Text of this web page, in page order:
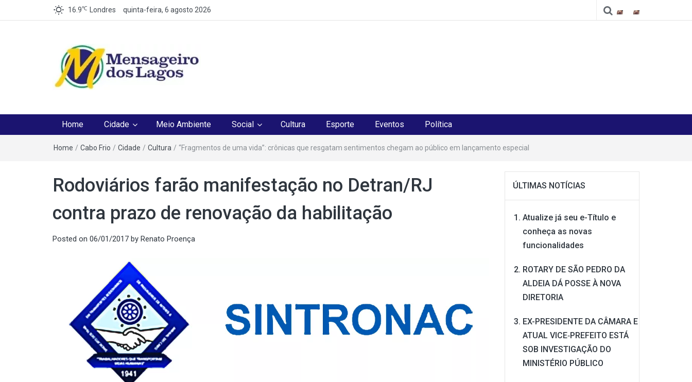
16.9℃ Londres quinta-feira, 6 agosto 2026 Cidade
Home Cidade Meio Ambiente Social Cultura Esporte Eventos Política
Home / Cabo Frio / Cidade / Cultura / “Fragmentos de uma vida”: crônicas que resgatam sentimentos chegam ao público em lançamento especial
Rodoviários farão manifestação no Detran/RJ
contra prazo de renovação da habilitação
Posted on 06/01/2017 by Renato Proença
ÚLTIMAS NOTÍCIAS
Atualize já seu e-Título e
conheça as novas
funcionalidades
ROTARY DE SÃO PEDRO DA
ALDEIA DÁ POSSE À NOVA
DIRETORIA
EX-PRESIDENTE DA CÂMARA E
ATUAL VICE‑PREFEITO ESTÁ
SOB INVESTIGAÇÃO DO
MINISTÉRIO PÚBLICO